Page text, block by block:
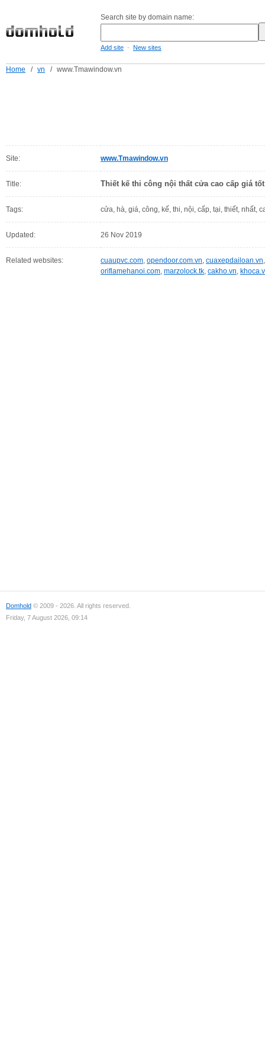
Search site by domain name:
Add site - New sites
Home / vn / www.Tmawindow.vn
Site: www.Tmawindow.vn
Title: Thiết kế thi công nội thất cửa cao cấp giá
Tags: cửa, hà, giá, công, kế, thi, nội, cấp, tại, thiết, nhất,
Updated: 26 Nov 2019
Related websites: cuaupvc.com, opendoor.com.vn, cuaxepdailoan.vn
oriflamehanoi.com, marzolock.tk, cakho.vn,
Domhold © 2009 - 2026. All rights reserved.
Friday, 7 August 2026, 09:14